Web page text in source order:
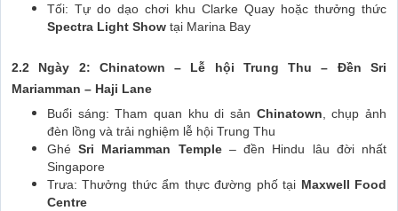
Tối: Tự do dạo chơi khu Clarke Quay hoặc thưởng thức
Spectra Light Show tại Marina Bay
2.2 Ngày 2: Chinatown – Lễ hội Trung Thu – Đền Sri
Mariamman – Haji Lane
Buổi sáng: Tham quan khu di sản Chinatown, chụp ảnh
đèn lồng và trải nghiệm lễ hội Trung Thu
GhéSri Mariamman Temple– đền Hindu lâu đời nhất
Singapore
Trưa: Thưởng thức ẩm thực đường phố tại Maxwell Food
Centre